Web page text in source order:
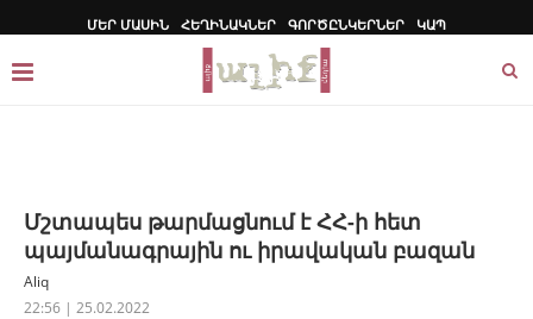
ՄԵՐ ՄԱՍԻՆ ՀԵՂԻՆԱԿՆԵՐ ԳՈՐԾԸՆԿԵՐՆԵՐ ԿԱՊ
Մշտապես թարմացնում է ՀՀ-ի հետ
պայմանագրային ու իրավական բազան
Aliq
22:56 | 25.02.2022